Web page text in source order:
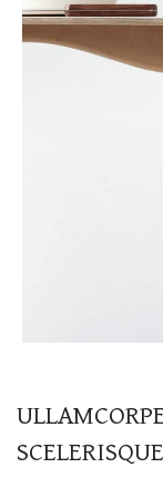
SCELERISQUE